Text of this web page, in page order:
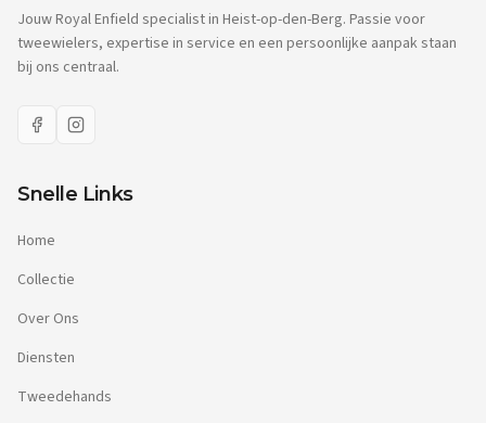
Jouw Royal Enfield specialist in Heist-op-den-Berg. Passie voor
tweewielers, expertise in service en een persoonlijke aanpak staan
bij ons centraal.
Snelle Links
Home
Collectie
Over Ons
Diensten
Tweedehands